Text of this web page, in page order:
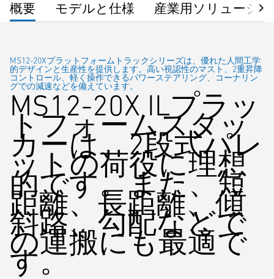
概要 モデルと仕様 産業用ソリューシ
MS12-20Xプラットフォームトラックシリーズは、優れた人間工学
的デザインと生産性を提供します。高い視認性のマスト、2重昇降
コントロール、軽く操作できるパワーステアリング、コーナリン
グでの減速などを備えています。
MS12-20X ILプラッ
トフォームスタッ
カーは、2段式パレ
ットの荷役に理想
的です。また、短
距離、長距離、傾
斜路、勾配などで
の運搬にも最適で
す。